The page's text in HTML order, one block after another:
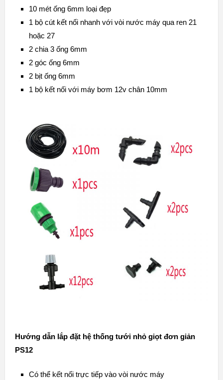
10 mét ống 6mm loại đẹp
1 bộ cút kết nối nhanh với vòi nước máy qua ren 21
hoặc 27
2 chia 3 ống 6mm
2 góc ống 6mm
2 bịt ống 6mm
1 bộ kết nối với máy bơm 12v chân 10mm
Hướng dẫn lắp đặt hệ thống tưới nhỏ giọt đơn giản
PS12
Có thể kết nối trực tiếp vào vòi nước máy